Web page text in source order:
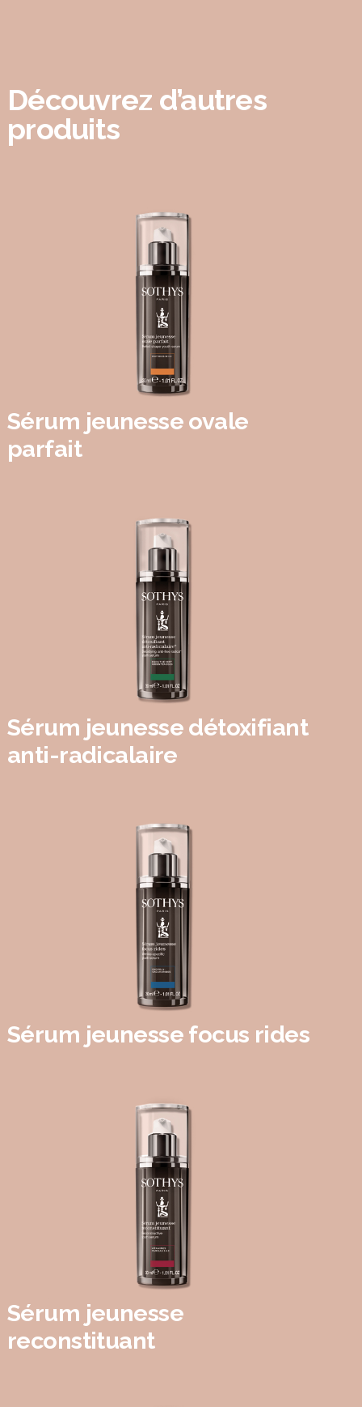
Découvrez d’autres
produits
Sérum jeunesse ovale
parfait
Sérum jeunesse détoxifiant
anti-radicalaire
Sérum jeunesse focus rides
Sérum jeunesse
reconstituant